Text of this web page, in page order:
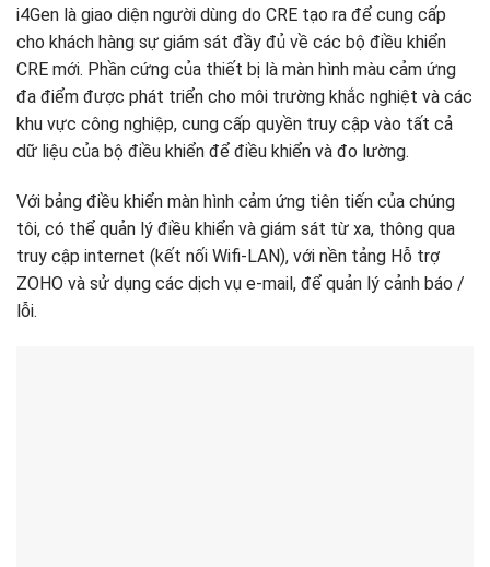
i4Gen là giao diện người dùng do CRE tạo ra để cung cấp
cho khách hàng sự giám sát đầy đủ về các bộ điều khiển
CRE mới. Phần cứng của thiết bị là màn hình màu cảm ứng
đa điểm được phát triển cho môi trường khắc nghiệt và các
khu vực công nghiệp, cung cấp quyền truy cập vào tất cả
dữ liệu của bộ điều khiển để điều khiển và đo lường.
Với bảng điều khiển màn hình cảm ứng tiên tiến của chúng
tôi, có thể quản lý điều khiển và giám sát từ xa, thông qua
truy cập internet (kết nối Wifi-LAN), với nền tảng Hỗ trợ
ZOHO và sử dụng các dịch vụ e-mail, để quản lý cảnh báo /
lỗi.